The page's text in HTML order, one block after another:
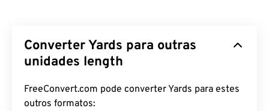
Converter Yards para outras
unidades length
FreeConvert.com pode converter Yards para estes
outros formatos: